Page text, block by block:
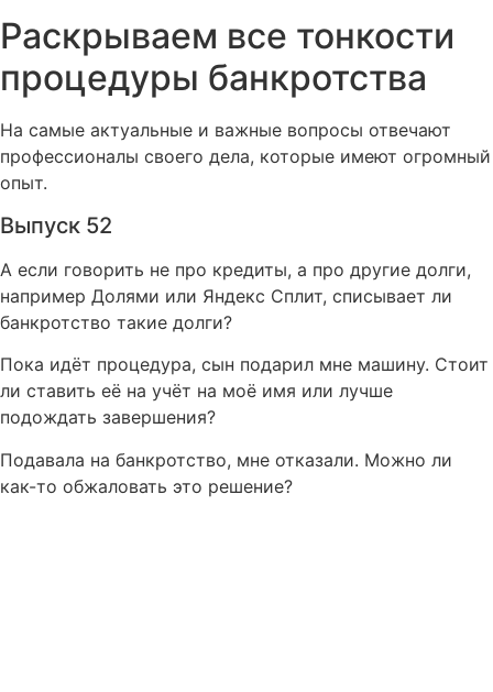
Раскрываем все тонкости
процедуры банкротства
На самые актуальные и важные вопросы отвечают
профессионалы своего дела, которые имеют огромный
опыт.
Выпуск 52
А если говорить не про кредиты, а про другие долги,
например Долями или Яндекс Сплит, списывает ли
банкротство такие долги?
Пока идёт процедура, сын подарил мне машину. Стоит
ли ставить её на учёт на моё имя или лучше
подождать завершения?
Подавала на банкротство, мне отказали. Можно ли
как-то обжаловать это решение?